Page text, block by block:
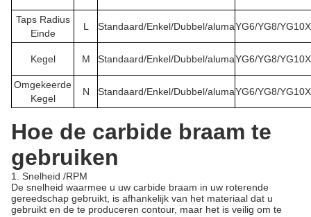
Taps Radius
Einde
L Standaard/Enkel/Dubbel/alumaYG6/YG8/
Kegel M Standaard/Enkel/Dubbel/alumaYG6/YG8/
Omgekeerde
Kegel
N Standaard/Enkel/Dubbel/alumaYG6/YG8/
Hoe de carbide braam te
gebruiken
1. Snelheid /RPM
De snelheid waarmee u uw carbide braam in uw roterende
gereedschap gebruikt, is afhankelijk van het materiaal dat u
gebruikt en de te produceren contour, maar het is veilig om te